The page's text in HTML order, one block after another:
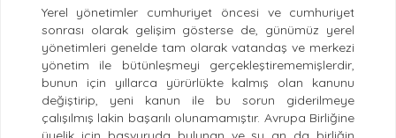
Yerel yönetimler cumhuriyet öncesi ve cumhuriyet
sonrası olarak gelişim gösterse de, günümüz yerel
yönetimleri genelde tam olarak vatandaş ve merkezi
yönetim ile bütünleşmeyi gerçekleştirememişlerdir,
bunun için yıllarca yürürlükte kalmış olan kanunu
değiştirip, yeni kanun ile bu sorun giderilmeye
çalışılmış lakin başarılı olunamamıştır. Avrupa Birliğine